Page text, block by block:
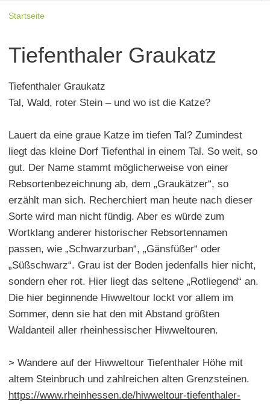
Startseite
Tiefenthaler Graukatz
Tiefenthaler Graukatz
Tal, Wald, roter Stein – und wo ist die Katze?
Lauert da eine graue Katze im tiefen Tal? Zumindest
liegt das kleine Dorf Tiefenthal in einem Tal. So weit, so
gut. Der Name stammt möglicherweise von einer
Rebsortenbezeichnung ab, dem „Graukätzer“, so
erzählt man sich. Recherchiert man heute nach dieser
Sorte wird man nicht fündig. Aber es würde zum
Wortklang anderer historischer Rebsortennamen
passen, wie „Schwarzurban“, „Gänsfüßer“ oder
„Süßschwarz“. Grau ist der Boden jedenfalls hier nicht,
sondern eher rot. Hier liegt das seltene „Rotliegend“ an.
Die hier beginnende Hiwweltour lockt vor allem im
Sommer, denn sie hat den mit Abstand größten
Waldanteil aller rheinhessischer Hiwweltouren.
> Wandere auf der Hiwweltour Tiefenthaler Höhe mit
altem Steinbruch und zahlreichen alten Grenzsteinen.
https://www.rheinhessen.de/hiwweltour-tiefenthaler-